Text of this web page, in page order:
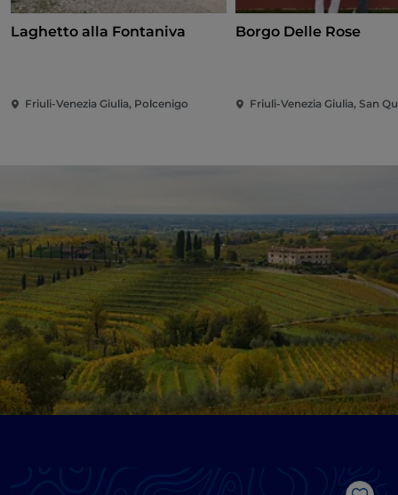
Laghetto alla Fontaniva
Friuli-Venezia Giulia, Polcenigo
Borgo Delle Rose
Friuli-Venezia Giulia, San